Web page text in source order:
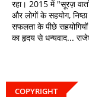
रहा। 2015 में "सूरज़
और लोगों के सहयोग,
सफलता के पीछे
का हृदय से धन्यवाद...
COPYRIGHT